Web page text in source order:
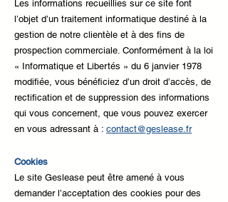
Les informations recueillies sur ce site font
l’objet d’un traitement informatique destiné à la
gestion de notre clientèle et à des fins de
prospection commerciale. Conformément à la loi
« Informatique et Libertés » du 6 janvier 1978
modifiée, vous bénéficiez d’un droit d’accès, de
rectification et de suppression des informations
qui vous concernent, que vous pouvez exercer
en vous adressant à : contact@geslease.fr
Cookies
Le site Geslease peut être amené à vous
demander l’acceptation des cookies pour des